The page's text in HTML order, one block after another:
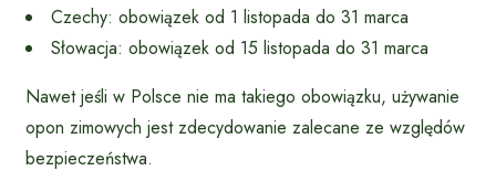
Czechy: obowiązek od 1 listopada do 31 marca
Słowacja: obowiązek od 15 listopada do 31 marca
Nawet jeśli w Polsce nie ma takiego obowiązku, używanie
opon zimowych jest zdecydowanie zalecane ze względów
bezpieczeństwa.